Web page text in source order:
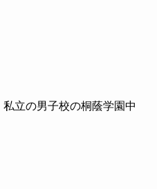
立の男子校の桐蔭学園中